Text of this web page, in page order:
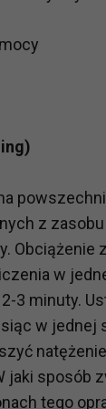
z
Obciążenie
w
3 minuty.
w jednej
jaki sposób
tego